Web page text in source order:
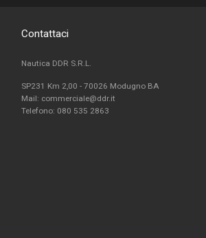
Contattaci
Nautica DDR S.R.L.
SP231 Km 2,00 - 70026 Modugno BA
Mail: commerciale@ddr.it
Telefono: 080 535 2863